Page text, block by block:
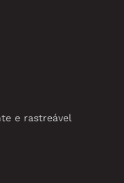
e rastreável